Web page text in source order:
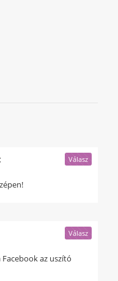
Válasz
az uszító
Válasz